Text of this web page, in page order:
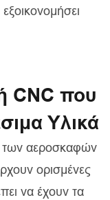
CNC που
Υλικά
αεροσκαφών
ορισμένες
να έχουν τα